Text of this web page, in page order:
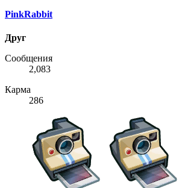
PinkRabbit
Друг
Сообщения
2,083
Карма
286